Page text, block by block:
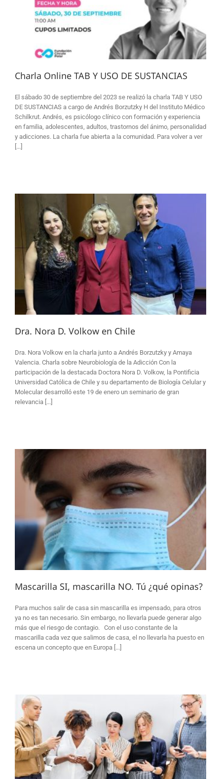
Charla Online TAB Y USO DE SUSTANCIAS
El sábado 30 de septiembre del 2023 se realizó la charla TAB Y USO
DE SUSTANCIAS a cargo de Andrés Borzutzky H del Instituto Médico
Schilkrut. Andrés, es psicólogo clínico con formación y experiencia
en familia, adolescentes, adultos, trastornos del ánimo, personalidad
y adicciones. La charla fue abierta a la comunidad. Para volver a ver
[...]
Dra. Nora D. Volkow en Chile
Dra. Nora Volkow en la charla junto a Andrés Borzutzky y Amaya
Valencia. Charla sobre Neurobiología de la Adicción Con la
participación de la destacada Doctora Nora D. Volkow, la Pontificia
Universidad Católica de Chile y su departamento de Biología Celular y
Molecular desarrolló este 19 de enero un seminario de gran
relevancia [...]
Mascarilla SI, mascarilla NO. Tú ¿qué opinas?
Para muchos salir de casa sin mascarilla es impensado, para otros
ya no es tan necesario. Sin embargo, no llevarla puede generar algo
más que el riesgo de contagio. Con el uso constante de la
mascarilla cada vez que salimos de casa, el no llevarla ha puesto en
escena un concepto que en Europa [...]